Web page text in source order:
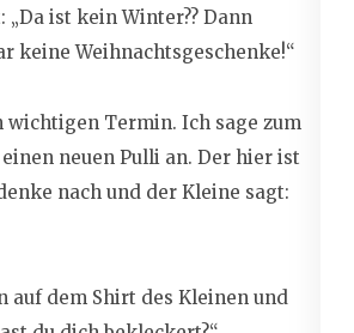
ist kein Winter?? Dann
keine Weihnachtsgeschenke!“
wichtigen Termin. Ich sage zum
einen neuen Pulli an. Der hier ist
nach und der Kleine sagt:
auf dem Shirt des Kleinen und